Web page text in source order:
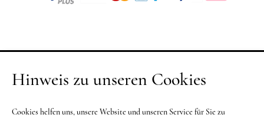
Hinweis zu unseren Cookies
Cookies helfen uns, unsere Website und unseren Service für Sie zu